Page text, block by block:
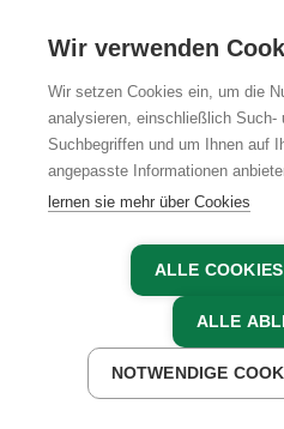
JETZT ANFRAGEN
INFORMATIONEN
NACHHALTIGKEIT
KONTAKT
BARRIEREFREIHEIT
COOKIE EINSTELLUNGEN
Wir verwenden
Wir setzen Cookies ein, um die
analysieren, einschließlich Such-
Suchbegriffen und um Ihnen auf
angepasste Informationen
lernen sie mehr über Cookies
ALLE
ALLE
NOTWENDIGE